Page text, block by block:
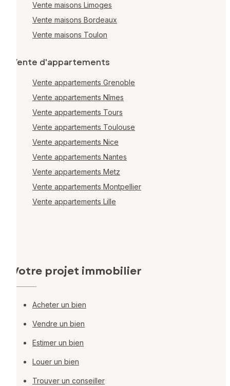
Vente maisons Limoges
Vente maisons Bordeaux
Vente maisons Toulon
Vente d'appartements
Vente appartements Grenoble
Vente appartements Nîmes
Vente appartements Tours
Vente appartements Toulouse
Vente appartements Nice
Vente appartements Nantes
Vente appartements Metz
Vente appartements Montpellier
Vente appartements Lille
Votre projet immobilier
Acheter un bien
Vendre un bien
Estimer un bien
Louer un bien
Trouver un conseiller